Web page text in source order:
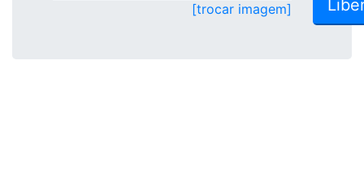
[trocar imagem]